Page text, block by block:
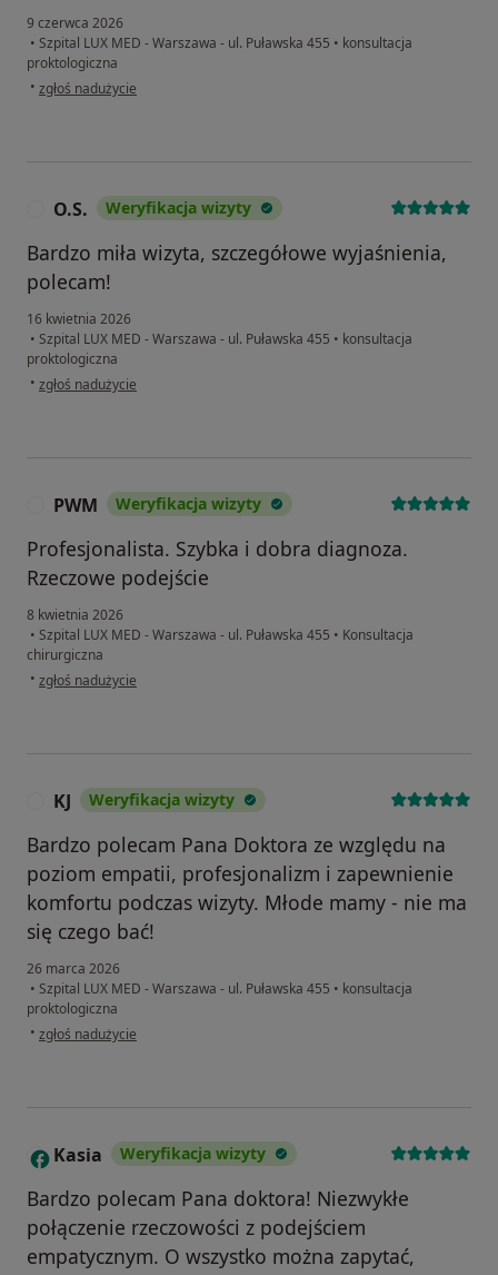
9 czerwca 2026
• Szpital LUX MED - Warszawa - ul. Puławska 455 • konsultacja
proktologiczna
• w opinii użytkownika P
zgłoś nadużycie
O.S. Weryfikacja wizyty
Bardzo miła wizyta, szczegółowe wyjaśnienia,
polecam!
16 kwietnia 2026
• Szpital LUX MED - Warszawa - ul. Puławska 455 • konsultacja
proktologiczna
• w opinii użytkownika O.S.
zgłoś nadużycie
PWM Weryfikacja wizyty
Profesjonalista. Szybka i dobra diagnoza.
Rzeczowe podejście
8 kwietnia 2026
• Szpital LUX MED - Warszawa - ul. Puławska 455 • Konsultacja
chirurgiczna
• w opinii użytkownika PWM
zgłoś nadużycie
KJ Weryfikacja wizyty
Bardzo polecam Pana Doktora ze względu na
poziom empatii, profesjonalizm i zapewnienie
komfortu podczas wizyty. Młode mamy - nie ma
się czego bać!
26 marca 2026
• Szpital LUX MED - Warszawa - ul. Puławska 455 • konsultacja
proktologiczna
• w opinii użytkownika KJ
zgłoś nadużycie
K Kasia Weryfikacja wizyty
Bardzo polecam Pana doktora! Niezwykłe
połączenie rzeczowości z podejściem
empatycznym. O wszystko można zapytać,